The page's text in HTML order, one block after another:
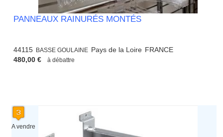
PANNEAUX RAINURÉS MONTÉS
44115 BASSE GOULAINE Pays de la Loire FRANCE
480,00 €
à débattre
A vendre